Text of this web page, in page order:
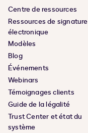
Centre de ressources
Ressources de signature
électronique
Modèles
Blog
Événements
Webinars
Témoignages clients
Guide de la légalité
Trust Center et état du
système